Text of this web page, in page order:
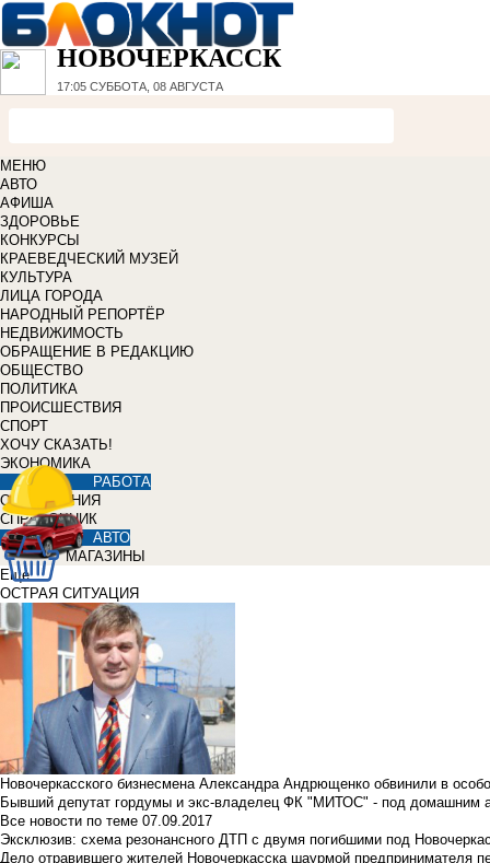
НОВОЧЕРКАССК
17:05 СУББОТА, 08 АВГУСТА
МЕНЮ
АВТО
АФИША
ЗДОРОВЬЕ
КОНКУРСЫ
КРАЕВЕДЧЕСКИЙ МУЗЕЙ
КУЛЬТУРА
ЛИЦА ГОРОДА
НАРОДНЫЙ РЕПОРТЁР
НЕДВИЖИМОСТЬ
ОБРАЩЕНИЕ В РЕДАКЦИЮ
ОБЩЕСТВО
ПОЛИТИКА
ПРОИСШЕСТВИЯ
СПОРТ
ХОЧУ СКАЗАТЬ!
ЭКОНОМИКА
РАБОТА
ОБЪЯВЛЕНИЯ
СПРАВОЧНИК
АВТО
МАГАЗИНЫ
Еще
ОСТРАЯ СИТУАЦИЯ
Новочеркасского бизнесмена Александра Андрющенко обвинили в
Бывший депутат гордумы и экс-владелец ФК "МИТОС" - под домашним
Все новости по теме 07.09.2017
Эксклюзив: схема резонансного ДТП с двумя погибшими под
Дело отравившего жителей Новочеркасска шаурмой предпринимателя